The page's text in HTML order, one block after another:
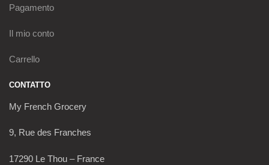
Pagamento
Il mio conto
Carrello
CONTATTO
My French Grocery
9, Rue des Franches
17290 Le Thou – France